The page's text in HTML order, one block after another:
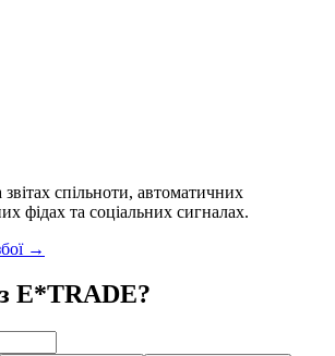
звітах спільноти, автоматичних
фідах та соціальних сигналах.
→
E*TRADE?